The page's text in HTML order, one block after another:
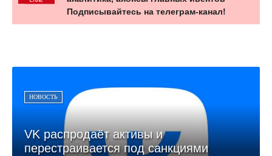
Подписывайтесь на телеграм-канал!
НОВОСТЬ
VK распродаёт активы и
перестраивается под санкциями